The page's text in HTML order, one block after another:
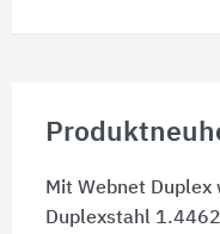
Mit Webnet Duplex
Duplexstahl